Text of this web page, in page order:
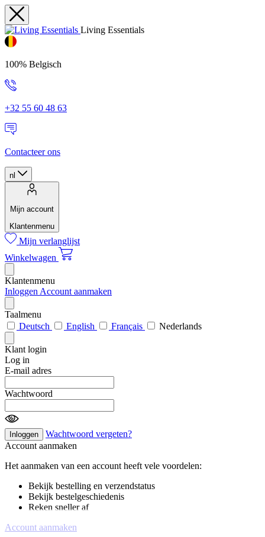
Living Essentials
100% Belgisch
+32 55 60 48 63
Contacteer ons
nl
Mijn account
Klantenmenu
Mijn verlanglijst
Winkelwagen
Klantenmenu
Inloggen Account aanmaken
Taalmenu
Deutsch
English Français Nederlands
Klant login
Log in
E-mail adres
Wachtwoord
Inloggen
Wachtwoord vergeten?
Account aanmaken
Het aanmaken van een account heeft vele voordelen:
Bekijk bestelling en verzendstatus
Bekijk bestelgeschiedenis
Reken sneller af
Account aanmaken